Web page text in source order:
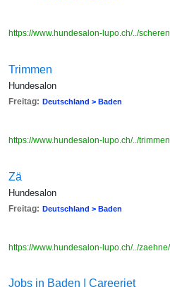
https://www.hundesalon-lupo.ch/../
Trimmen
Hundesalon
Freitag: Deutschland > Baden
https://www.hundesalon-lupo.ch/../
Zä
Hundesalon
Freitag: Deutschland > Baden
https://www.hundesalon-lupo.ch/../
Jobs in Baden | Careerjet